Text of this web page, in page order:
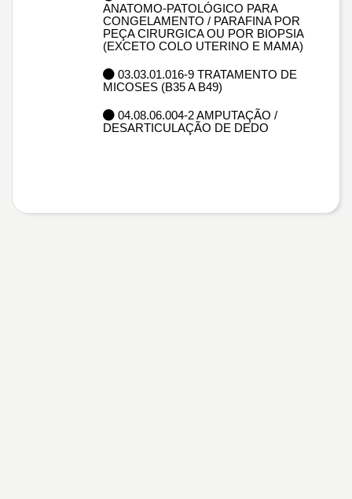
ANATOMO-PATOLÓGICO PARA
CONGELAMENTO / PARAFINA POR
PEÇA CIRURGICA OU POR BIOPSIA
(EXCETO COLO UTERINO E MAMA)
03.03.01.016-9 TRATAMENTO DE
MICOSES (B35 A B49)
04.08.06.004-2 AMPUTAÇÃO /
DESARTICULAÇÃO DE DEDO